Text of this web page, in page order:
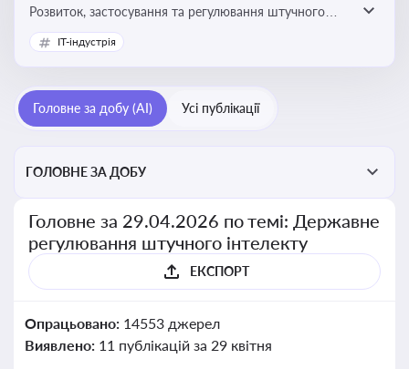
Розвиток, застосування та регулювання штучного
інтелекту в різних сферах — від управління бізнесом
до державного сектора
IT-індустрія
Головне за добу (AI) Усі публікації
ГОЛОВНЕ ЗА ДОБУ
Головне за 29.04.2026 по темі: Державне
регулювання штучного інтелекту
ЕКСПОРТ
Опрацьовано: 14553 джерел
Виявлено: 11 публікацій за 29 квітня